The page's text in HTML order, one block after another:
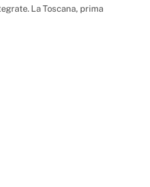
La Toscana, prima